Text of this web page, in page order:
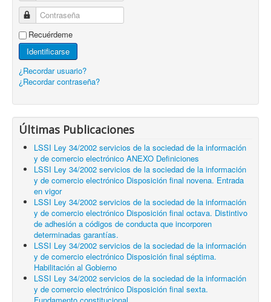
Contraseña
Recuérdeme
Identificarse
¿Recordar usuario?
¿Recordar contraseña?
Últimas Publicaciones
LSSI Ley 34/2002 servicios de la sociedad de la información
y de comercio electrónico ANEXO Definiciones
LSSI Ley 34/2002 servicios de la sociedad de la información
y de comercio electrónico Disposición final novena. Entrada
en vigor
LSSI Ley 34/2002 servicios de la sociedad de la información
y de comercio electrónico Disposición final octava. Distintivo
de adhesión a códigos de conducta que incorporen
determinadas garantías.
LSSI Ley 34/2002 servicios de la sociedad de la información
y de comercio electrónico Disposición final séptima.
Habilitación al Gobierno
LSSI Ley 34/2002 servicios de la sociedad de la información
y de comercio electrónico Disposición final sexta.